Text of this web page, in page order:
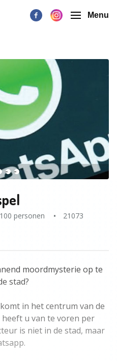
Menu
personen 21073
moordmysterie op te
stad?
in het centrum van de
u van te voren per
is niet in de stad, maar